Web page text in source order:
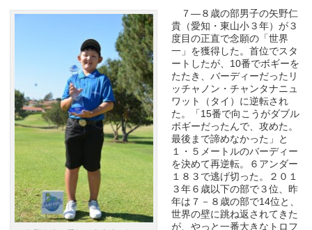
７―８歳の部男子の矢野仁
貴（愛知・東山小３年）が３
度目の正直で念願の「世界
一」を獲得した。首位でスタ
ートしたが、10番でボギーを
たたき、バーディーだったリ
ッチャノン・チャンタナニュ
ワット（タイ）に逆転され
た。「15番で向こうがダブル
ボギーだったんで、攻めた。
最後まで諦めなかった」と
１・５メートルのバーディー
を決めて再逆転。６アンダー
１８３で逃げ切った。２０１
３年６歳以下の部で３位、昨
年は７－８歳の部で14位と、
世界の壁に跳ね返されてきた
が、やっと一番大きなトロフ